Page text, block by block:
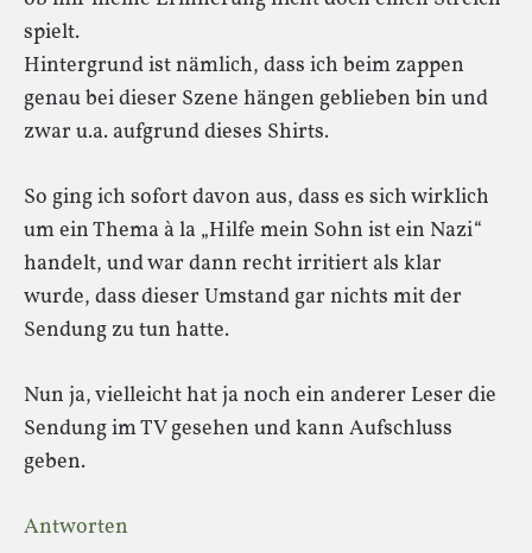
spielt.
Hintergrund ist nämlich, dass ich beim zappen
genau bei dieser Szene hängen geblieben bin und
zwar u.a. aufgrund dieses Shirts.
So ging ich sofort davon aus, dass es sich wirklich
um ein Thema à la „Hilfe mein Sohn ist ein Nazi“
handelt, und war dann recht irritiert als klar
wurde, dass dieser Umstand gar nichts mit der
Sendung zu tun hatte.
Nun ja, vielleicht hat ja noch ein anderer Leser die
Sendung im TV gesehen und kann Aufschluss
geben.
Antworten